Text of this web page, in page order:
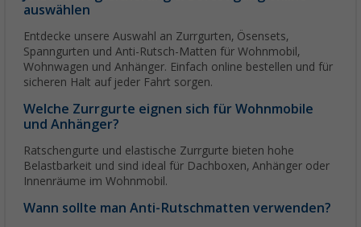
auswählen
Entdecke unsere Auswahl an Zurrgurten, Ösensets,
Spanngurten und Anti-Rutsch-Matten für Wohnmobil,
Wohnwagen und Anhänger. Einfach online bestellen und für
sicheren Halt auf jeder Fahrt sorgen.
Welche Zurrgurte eignen sich für Wohnmobile
und Anhänger?
Ratschengurte und elastische Zurrgurte bieten hohe
Belastbarkeit und sind ideal für Dachboxen, Anhänger oder
Innenräume im Wohnmobil.
Wann sollte man Anti-Rutschmatten verwenden?